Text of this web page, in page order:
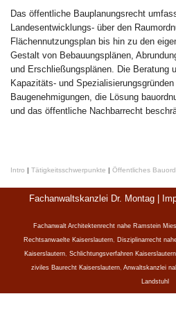
Das öffentliche Bauplanungsrecht
Landesentwicklungs- über den
Flächennutzungsplan bis hin zu den
Gestalt von Bebauungsplänen,
und Erschließungsplänen. Die Beratung
Kapazitäts- und
Baugenehmigungen, die Lösung
und das öffentliche Nachbarrecht
Intro | Tätigkeitsschwerpunkte | Öffentliches
Fachanwaltskanzlei Dr. Montag |
Fachanwalt Architektenrecht nahe Ramstein
Rechtsanwaelte Kaiserslautern, Disziplinarrecht
Kaiserslautern, Schlichtungsverfahren Kaiserslautern
ziviles Baurecht Kaiserslautern, Anwaltskanzlei
Landstuhl